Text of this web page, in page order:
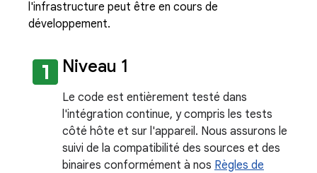
l'infrastructure peut être en cours de
développement.
looks_one Niveau 1
Le code est entièrement testé dans
l'intégration continue, y compris les tests
côté hôte et sur l'appareil. Nous assurons le
suivi de la compatibilité des sources et des
binaires conformément à nos Règles de